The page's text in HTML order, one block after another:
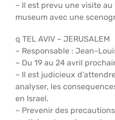
– Il est prevu une visite
museum avec une
q TEL AVIV – JERUSALEM
– Responsable : Jean-
– Du 19 au 24 avril
– Il est judicieux
analyser, les
en Israel.
– Prevenir des